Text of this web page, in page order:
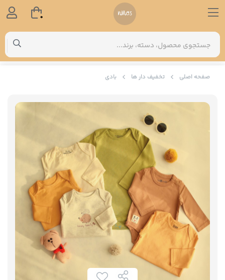
صفحه اصلی تخفیف دار ها بادی
0